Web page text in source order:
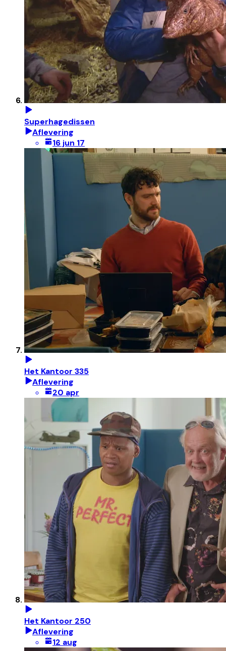
Superhagedissen
Aflevering
16 jun 17
Het Kantoor 335
Aflevering
20 apr
Het Kantoor 250
Aflevering
12 aug